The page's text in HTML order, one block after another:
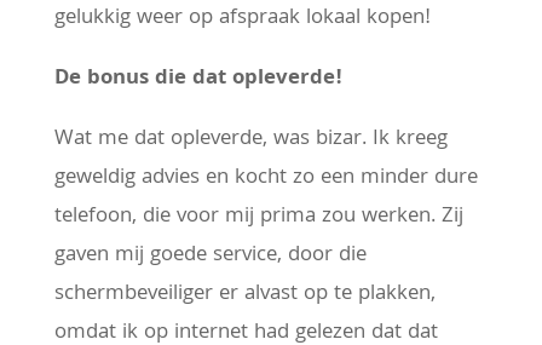
gelukkig weer op afspraak lokaal kopen!
De bonus die dat opleverde!
Wat me dat opleverde, was bizar. Ik kreeg
geweldig advies en kocht zo een minder dure
telefoon, die voor mij prima zou werken. Zij
gaven mij goede service, door die
schermbeveiliger er alvast op te plakken,
omdat ik op internet had gelezen dat dat